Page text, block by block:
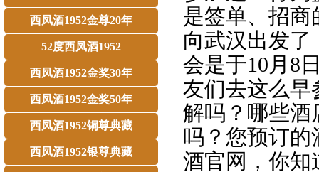
西凤酒1952金尊20年
52度西凤酒1952
西凤酒1952金奖30年
西凤酒1952金奖50年
西凤酒1952铜尊典藏
西凤酒1952银尊典藏
是签单、招
向武汉出发
会是于10月8
友们去这么早
解吗？哪些酒
吗？您预订
酒官网，你知